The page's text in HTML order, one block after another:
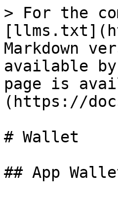
> For the
Markdown
available
page is
(https://
# Wallet
## App